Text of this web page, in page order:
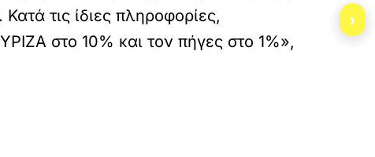
τις ίδιες πληροφορίες,
στο 10% και τον πήγες στο 1%»,
›